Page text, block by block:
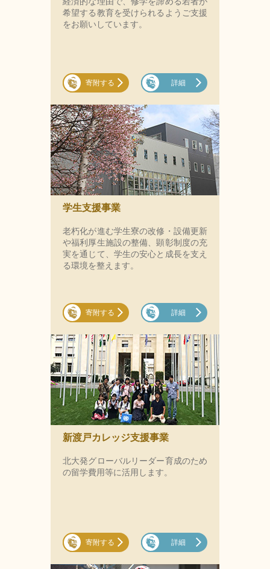
希望する教育を受けられるようご支援
をお願いしています。
寄附する 詳細
学生支援事業
老朽化が進む学生寮の改修・設備更新
や福利厚生施設の整備、顕彰制度の充
実を通じて、学生の安心と成長を支え
る環境を整えます。
寄附する 詳細
新渡戸カレッジ支援事業
北大発グローバルリーダー育成のため
の留学費用等に活用します。
寄附する 詳細